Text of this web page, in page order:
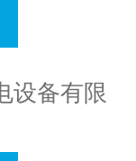
设备有限